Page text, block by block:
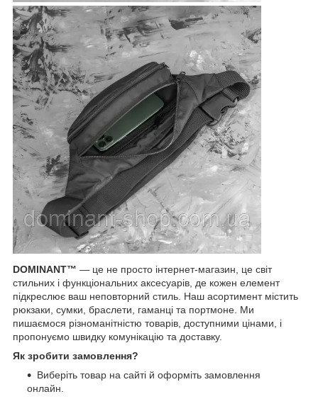
DOMINANT™ — це не просто інтернет-магазин, це світ
стильних і функціональних аксесуарів, де кожен елемент
підкреслює ваш неповторний стиль. Наш асортимент містить
рюкзаки, сумки, браслети, гаманці та портмоне. Ми
пишаємося різноманітністю товарів, доступними цінами, і
пропонуємо швидку комунікацію та доставку.
Як зробити замовлення?
Виберіть товар на сайті й оформіть замовлення
онлайн.